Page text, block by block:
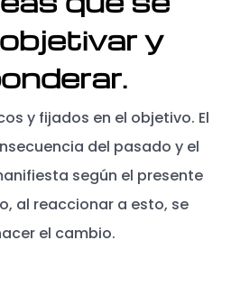
y
y fijados en el objetivo. El
del pasado y el
según el presente
al reaccionar a esto, se
el cambio.